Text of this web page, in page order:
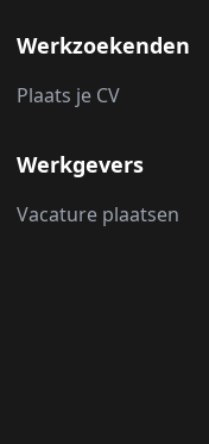
Werkzoekenden
Plaats je CV
Werkgevers
Vacature plaatsen